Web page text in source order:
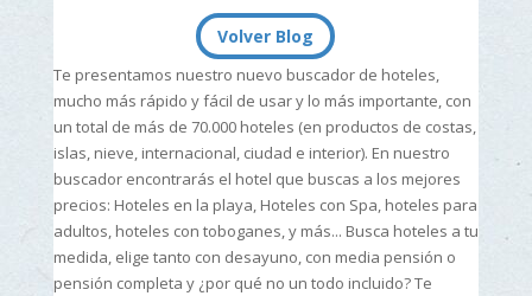
Volver Blog
Te presentamos nuestro nuevo buscador de hoteles,
mucho más rápido y fácil de usar y lo más importante, con
un total de más de 70.000 hoteles (en productos de costas,
islas, nieve, internacional, ciudad e interior). En nuestro
buscador encontrarás el hotel que buscas a los mejores
precios: Hoteles en la playa, Hoteles con Spa, hoteles para
adultos, hoteles con toboganes, y más... Busca hoteles a tu
medida, elige tanto con desayuno, con media pensión o
pensión completa y ¿por qué no un todo incluido? Te